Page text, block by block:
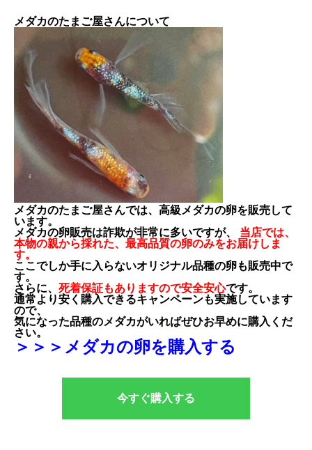
メダカのたまご屋さんについて
メダカのたまご屋さんでは、高級メダカの卵を販売して
います。
メダカの卵販売は詐欺が非常に多いですが、 当店では、
本物の親から採れた、最高品質の卵のみをお届けしま
す。
ここでしか手に入らないオリジナル品種の卵も販売中で
す。
さらに、 死着保証もありますので安全安心です。
通常より安く購入できるキャンペーンも実施しています
ので、
気になった品種のメダカがいればぜひお早めに購入くだ
さい。
＞＞＞メダカの卵を購入する
今すぐ購入する